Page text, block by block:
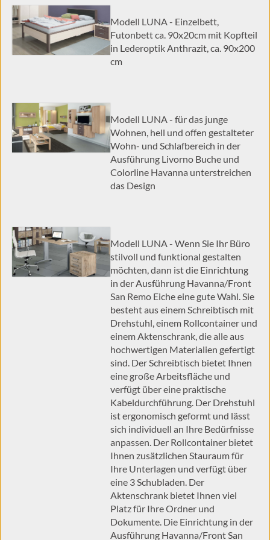
Modell LUNA - Einzelbett,
Futonbett ca. 90x20cm mit Kopfteil
in Lederoptik Anthrazit, ca. 90x200
cm
Modell LUNA - für das junge
Wohnen, hell und offen gestalteter
Wohn- und Schlafbereich in der
Ausführung Livorno Buche und
Colorline Havanna unterstreichen
das Design
Modell LUNA - Wenn Sie Ihr Büro
stilvoll und funktional gestalten
möchten, dann ist die Einrichtung
in der Ausführung Havanna/Front
San Remo Eiche eine gute Wahl. Sie
besteht aus einem Schreibtisch mit
Drehstuhl, einem Rollcontainer und
einem Aktenschrank, die alle aus
hochwertigen Materialien gefertigt
sind. Der Schreibtisch bietet Ihnen
eine große Arbeitsfläche und
verfügt über eine praktische
Kabeldurchführung. Der Drehstuhl
ist ergonomisch geformt und lässt
sich individuell an Ihre Bedürfnisse
anpassen. Der Rollcontainer bietet
Ihnen zusätzlichen Stauraum für
Ihre Unterlagen und verfügt über
eine 3 Schubladen. Der
Aktenschrank bietet Ihnen viel
Platz für Ihre Ordner und
Dokumente. Die Einrichtung in der
Ausführung Havanna/Front San
Rechtsbehelfsmöglichkeiten, verarbeitet werden. Wenn Sie auf "Nur
notwendige akzeptieren" klicken, findet die vorgehend beschriebene
Übermittlung nicht statt. Weitere Informationen über die Verwendung
Ihrer Daten finden Sie in unserenDatenschutzerklärung.
Datenschutzerklärung